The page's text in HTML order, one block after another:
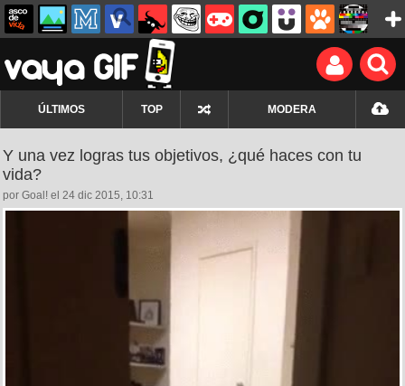
ÚLTIMOS TOP MODERA
Y una vez logras tus objetivos, ¿qué haces con tu
vida?
por Goal! el 24 dic 2015, 10:31